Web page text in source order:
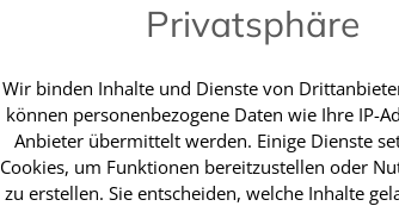
CANAL
15cm
Privatsphäre
Wir binden Inhalte und Dienste von
können personenbezogene Daten wie Ihre IP-
Anbieter übermittelt werden. Einige Dienste
Cookies, um Funktionen bereitzustellen oder
zu erstellen. Sie entscheiden, welche Inhalte